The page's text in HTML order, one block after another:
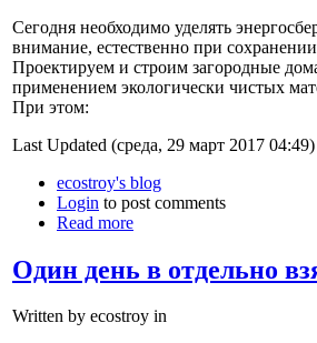
Сегодня необходимо уделять
внимание, естественно при
Проектируем и строим загородные
применением экологически чистых
При этом:
Last Updated (среда, 29 март 2017 04:49)
ecostroy's blog
Login to post comments
Read more
Один день в отдельно
Written by ecostroy in